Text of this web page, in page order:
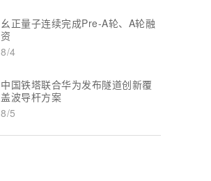
幺正量子连续完成Pre-A轮、A轮融
资
8/4
中国铁塔联合华为发布隧道创新覆
盖波导杆方案
8/5